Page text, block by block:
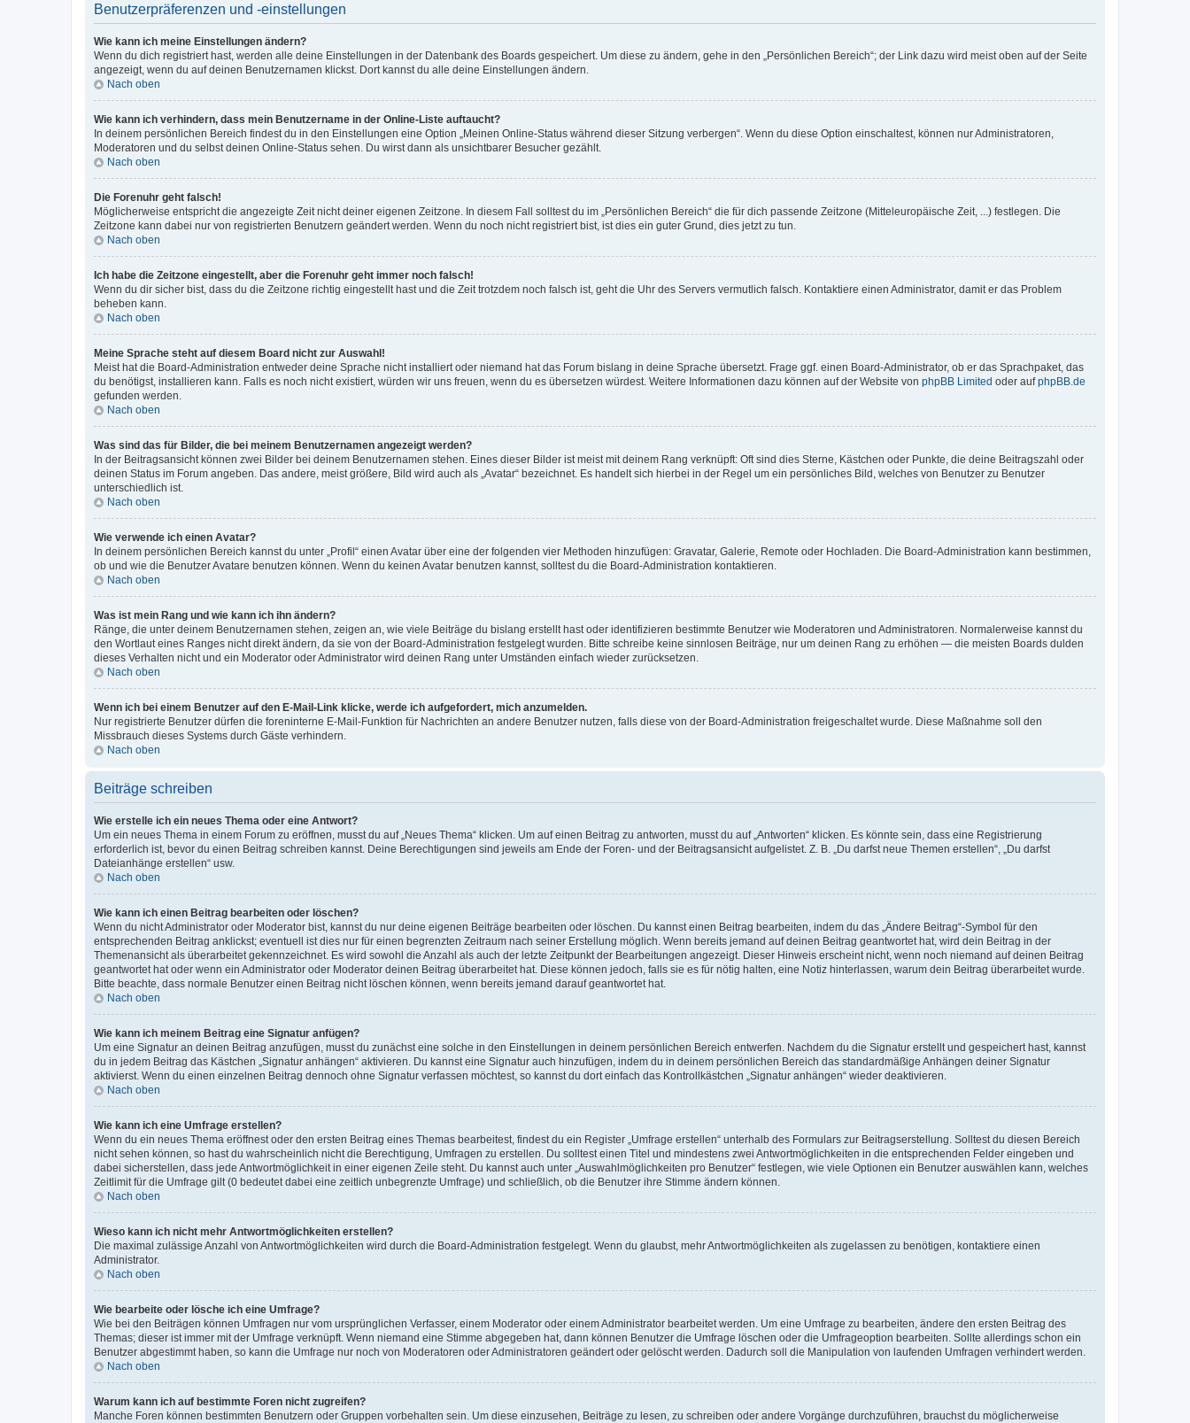
Benutzerpräferenzen und -einstellungen
Wie kann ich meine Einstellungen ändern?
Wenn du dich registriert hast, werden alle deine Einstellungen in der Datenbank des Boards gespeichert. Um diese zu ändern, gehe in den „Persönlichen Bereich“; der Link dazu wird meist oben auf der Seite
angezeigt, wenn du auf deinen Benutzernamen klickst. Dort kannst du alle deine Einstellungen ändern.
Nach oben
Wie kann ich verhindern, dass mein Benutzername in der Online-Liste auftaucht?
In deinem persönlichen Bereich findest du in den Einstellungen eine Option „Meinen Online-Status während dieser Sitzung verbergen“. Wenn du diese Option einschaltest, können nur Administratoren,
Moderatoren und du selbst deinen Online-Status sehen. Du wirst dann als unsichtbarer Besucher gezählt.
Nach oben
Die Forenuhr geht falsch!
Möglicherweise entspricht die angezeigte Zeit nicht deiner eigenen Zeitzone. In diesem Fall solltest du im „Persönlichen Bereich“ die für dich passende Zeitzone (Mitteleuropäische Zeit, ...) festlegen. Die
Zeitzone kann dabei nur von registrierten Benutzern geändert werden. Wenn du noch nicht registriert bist, ist dies ein guter Grund, dies jetzt zu tun.
Nach oben
Ich habe die Zeitzone eingestellt, aber die Forenuhr geht immer noch falsch!
Wenn du dir sicher bist, dass du die Zeitzone richtig eingestellt hast und die Zeit trotzdem noch falsch ist, geht die Uhr des Servers vermutlich falsch. Kontaktiere einen Administrator, damit er das Problem
beheben kann.
Nach oben
Meine Sprache steht auf diesem Board nicht zur Auswahl!
Meist hat die Board-Administration entweder deine Sprache nicht installiert oder niemand hat das Forum bislang in deine Sprache übersetzt. Frage ggf. einen Board-Administrator, ob er das Sprachpaket, das
du benötigst, installieren kann. Falls es noch nicht existiert, würden wir uns freuen, wenn du es übersetzen würdest. Weitere Informationen dazu können auf der Website von phpBB Limited oder aufphpBB.de
gefunden werden.
Nach oben
Was sind das für Bilder, die bei meinem Benutzernamen angezeigt werden?
In der Beitragsansicht können zwei Bilder bei deinem Benutzernamen stehen. Eines dieser Bilder ist meist mit deinem Rang verknüpft: Oft sind dies Sterne, Kästchen oder Punkte, die deine Beitragszahl oder
deinen Status im Forum angeben. Das andere, meist größere, Bild wird auch als „Avatar“ bezeichnet. Es handelt sich hierbei in der Regel um ein persönliches Bild, welches von Benutzer zu Benutzer
unterschiedlich ist.
Nach oben
Wie verwende ich einen Avatar?
In deinem persönlichen Bereich kannst du unter „Profil“ einen Avatar über eine der folgenden vier Methoden hinzufügen: Gravatar, Galerie, Remote oder Hochladen. Die Board-Administration kann bestimmen,
ob und wie die Benutzer Avatare benutzen können. Wenn du keinen Avatar benutzen kannst, solltest du die Board-Administration kontaktieren.
Nach oben
Was ist mein Rang und wie kann ich ihn ändern?
Ränge, die unter deinem Benutzernamen stehen, zeigen an, wie viele Beiträge du bislang erstellt hast oder identifizieren bestimmte Benutzer wie Moderatoren und Administratoren. Normalerweise kannst du
den Wortlaut eines Ranges nicht direkt ändern, da sie von der Board-Administration festgelegt wurden. Bitte schreibe keine sinnlosen Beiträge, nur um deinen Rang zu erhöhen — die meisten Boards dulden
dieses Verhalten nicht und ein Moderator oder Administrator wird deinen Rang unter Umständen einfach wieder zurücksetzen.
Nach oben
Wenn ich bei einem Benutzer auf den E-Mail-Link klicke, werde ich aufgefordert, mich anzumelden.
Nur registrierte Benutzer dürfen die foreninterne E-Mail-Funktion für Nachrichten an andere Benutzer nutzen, falls diese von der Board-Administration freigeschaltet wurde. Diese Maßnahme soll den
Missbrauch dieses Systems durch Gäste verhindern.
Nach oben
Beiträge schreiben
Wie erstelle ich ein neues Thema oder eine Antwort?
Um ein neues Thema in einem Forum zu eröffnen, musst du auf „Neues Thema“ klicken. Um auf einen Beitrag zu antworten, musst du auf „Antworten“ klicken. Es könnte sein, dass eine Registrierung
erforderlich ist, bevor du einen Beitrag schreiben kannst. Deine Berechtigungen sind jeweils am Ende der Foren- und der Beitragsansicht aufgelistet. Z. B. „Du darfst neue Themen erstellen“, „Du darfst
Dateianhänge erstellen“ usw.
Nach oben
Wie kann ich einen Beitrag bearbeiten oder löschen?
Wenn du nicht Administrator oder Moderator bist, kannst du nur deine eigenen Beiträge bearbeiten oder löschen. Du kannst einen Beitrag bearbeiten, indem du das „Ändere Beitrag“-Symbol für den
entsprechenden Beitrag anklickst; eventuell ist dies nur für einen begrenzten Zeitraum nach seiner Erstellung möglich. Wenn bereits jemand auf deinen Beitrag geantwortet hat, wird dein Beitrag in der
Themenansicht als überarbeitet gekennzeichnet. Es wird sowohl die Anzahl als auch der letzte Zeitpunkt der Bearbeitungen angezeigt. Dieser Hinweis erscheint nicht, wenn noch niemand auf deinen Beitrag
geantwortet hat oder wenn ein Administrator oder Moderator deinen Beitrag überarbeitet hat. Diese können jedoch, falls sie es für nötig halten, eine Notiz hinterlassen, warum dein Beitrag überarbeitet wurde.
Bitte beachte, dass normale Benutzer einen Beitrag nicht löschen können, wenn bereits jemand darauf geantwortet hat.
Nach oben
Wie kann ich meinem Beitrag eine Signatur anfügen?
Um eine Signatur an deinen Beitrag anzufügen, musst du zunächst eine solche in den Einstellungen in deinem persönlichen Bereich entwerfen. Nachdem du die Signatur erstellt und gespeichert hast, kannst
du in jedem Beitrag das Kästchen „Signatur anhängen“ aktivieren. Du kannst eine Signatur auch hinzufügen, indem du in deinem persönlichen Bereich das standardmäßige Anhängen deiner Signatur
aktivierst. Wenn du einen einzelnen Beitrag dennoch ohne Signatur verfassen möchtest, so kannst du dort einfach das Kontrollkästchen „Signatur anhängen“ wieder deaktivieren.
Nach oben
Wie kann ich eine Umfrage erstellen?
Wenn du ein neues Thema eröffnest oder den ersten Beitrag eines Themas bearbeitest, findest du ein Register „Umfrage erstellen“ unterhalb des Formulars zur Beitragserstellung. Solltest du diesen Bereich
nicht sehen können, so hast du wahrscheinlich nicht die Berechtigung, Umfragen zu erstellen. Du solltest einen Titel und mindestens zwei Antwortmöglichkeiten in die entsprechenden Felder eingeben und
dabei sicherstellen, dass jede Antwortmöglichkeit in einer eigenen Zeile steht. Du kannst auch unter „Auswahlmöglichkeiten pro Benutzer“ festlegen, wie viele Optionen ein Benutzer auswählen kann, welches
Zeitlimit für die Umfrage gilt (0 bedeutet dabei eine zeitlich unbegrenzte Umfrage) und schließlich, ob die Benutzer ihre Stimme ändern können.
Nach oben
Wieso kann ich nicht mehr Antwortmöglichkeiten erstellen?
Die maximal zulässige Anzahl von Antwortmöglichkeiten wird durch die Board-Administration festgelegt. Wenn du glaubst, mehr Antwortmöglichkeiten als zugelassen zu benötigen, kontaktiere einen
Administrator.
Nach oben
Wie bearbeite oder lösche ich eine Umfrage?
Wie bei den Beiträgen können Umfragen nur vom ursprünglichen Verfasser, einem Moderator oder einem Administrator bearbeitet werden. Um eine Umfrage zu bearbeiten, ändere den ersten Beitrag des
Themas; dieser ist immer mit der Umfrage verknüpft. Wenn niemand eine Stimme abgegeben hat, dann können Benutzer die Umfrage löschen oder die Umfrageoption bearbeiten. Sollte allerdings schon ein
Benutzer abgestimmt haben, so kann die Umfrage nur noch von Moderatoren oder Administratoren geändert oder gelöscht werden. Dadurch soll die Manipulation von laufenden Umfragen verhindert werden.
Nach oben
Warum kann ich auf bestimmte Foren nicht zugreifen?
Manche Foren können bestimmten Benutzern oder Gruppen vorbehalten sein. Um diese einzusehen, Beiträge zu lesen, zu schreiben oder andere Vorgänge durchzuführen, brauchst du möglicherweise